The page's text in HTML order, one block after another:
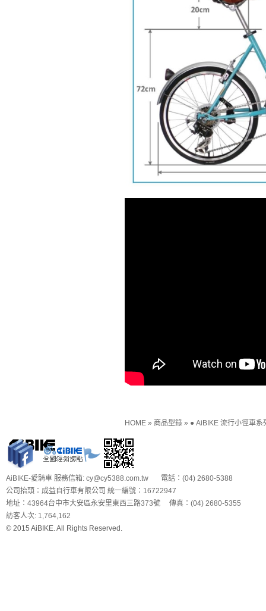
HOME » 商品型錄 » ● AiBIKE 流行小徑車系
AiBIKE-愛騎車 服務信箱: cy@cy5388.com.tw 電話：(04) 2680-5388
公司抬頭：成益自行車有限公司 統一編號：16722947
地址：43964台中市大安區永安里東西三路373號 傳真：(04) 2680-5355
訪客人次: 1,764,162
© 2015 AiBIKE. All Rights Reserved.